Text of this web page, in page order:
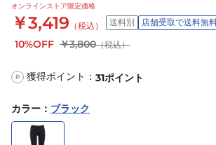
オンラインストア限定価格
￥3,419 （税込） 送料別 店舗受取で送料無
10%OFF ￥3,800（税込）
P 獲得ポイント： 31ポイント
カラー ： ブラック